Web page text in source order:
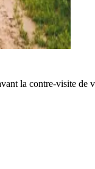
la contre-visite de